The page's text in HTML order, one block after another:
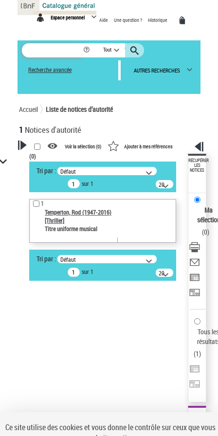
Espace personnel Aide Une question ? Historique
Tout
Recherche avancée AUTRES RECHERCHES
Accueil Liste de notices d’autorité
1 Notices d'autorité
VOTRE RECHERCHE
Recherche avancée dans les
notices d’autorité
Œuvres liées à l'auteur :
Temperton, Rod (1947-2016)
Sauvegarder votre recherche
AFFINER
Type de notice d'autorité
Voir la sélection (0) Ajouter à mes références
(0)
Tri par : Défaut
sur 1
20
résultats/page
1
Temperton, Rod (1947-2016)
[Thriller]
Titre uniforme musical
Tri par : Défaut
sur 1
20
résultats/page
RÉCUPÉRER
LES
NOTICES
Ma
(0)
Tous
(1)
Panneau de gestion des cookies
Ce site utilise des cookies et vous donne le contrôle sur ceux que vous